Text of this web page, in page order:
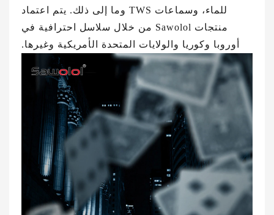
للماء، وسماعات TWS وما إلى ذلك. يتم اعتماد
منتجات Sawolol من خلال سلاسل احترافية في
أوروبا وكوريا والولايات المتحدة الأمريكية وغيرها.